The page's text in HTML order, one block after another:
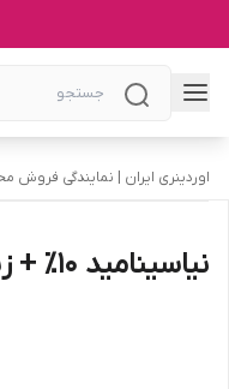
اوردینری ایران | نمایندگی فروش
نیاسینامید ۱۰٪ + زینک ۱٪